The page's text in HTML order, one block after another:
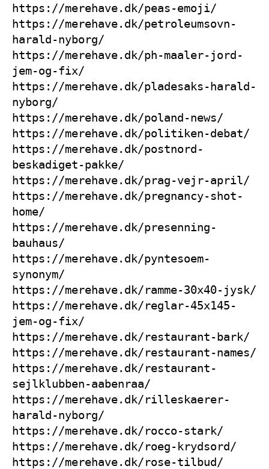
https://merehave.dk/peas-emoji/
https://merehave.dk/petroleumsovn-
harald-nyborg/
https://merehave.dk/ph-maaler-jord-
jem-og-fix/
https://merehave.dk/pladesaks-harald-
nyborg/
https://merehave.dk/poland-news/
https://merehave.dk/politiken-debat/
https://merehave.dk/postnord-
beskadiget-pakke/
https://merehave.dk/prag-vejr-april/
https://merehave.dk/pregnancy-shot-
home/
https://merehave.dk/presenning-
bauhaus/
https://merehave.dk/pyntesoem-
synonym/
https://merehave.dk/ramme-30x40-jysk/
https://merehave.dk/reglar-45x145-
jem-og-fix/
https://merehave.dk/restaurant-bark/
https://merehave.dk/restaurant-names/
https://merehave.dk/restaurant-
sejlklubben-aabenraa/
https://merehave.dk/rilleskaerer-
harald-nyborg/
https://merehave.dk/rocco-stark/
https://merehave.dk/roeg-krydsord/
https://merehave.dk/rose-tilbud/